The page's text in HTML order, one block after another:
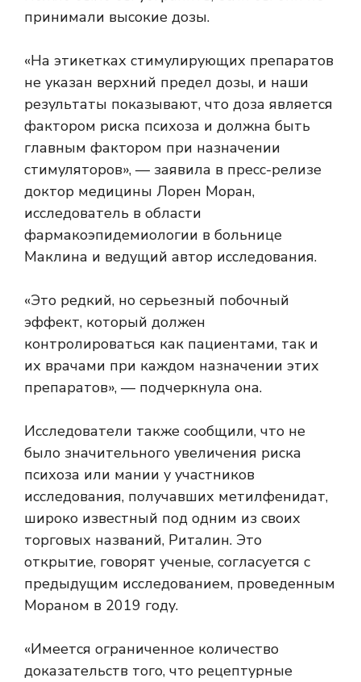
принимали высокие дозы.
«На этикетках стимулирующих препаратов
не указан верхний предел дозы, и наши
результаты показывают, что доза является
фактором риска психоза и должна быть
главным фактором при назначении
стимуляторов», — заявила в пресс-релизе
доктор медицины Лорен Моран,
исследователь в области
фармакоэпидемиологии в больнице
Маклина и ведущий автор исследования.
«Это редкий, но серьезный побочный
эффект, который должен
контролироваться как пациентами, так и
их врачами при каждом назначении этих
препаратов», — подчеркнула она.
Исследователи также сообщили, что не
было значительного увеличения риска
психоза или мании у участников
исследования, получавших метилфенидат,
широко известный под одним из своих
торговых названий, Риталин. Это
открытие, говорят ученые, согласуется с
предыдущим исследованием, проведенным
Мораном в 2019 году.
«Имеется ограниченное количество
доказательств того, что рецептурные